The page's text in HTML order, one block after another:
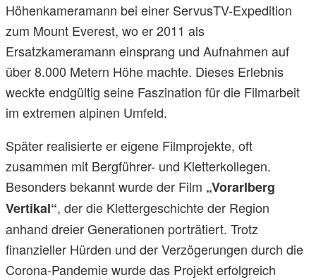
Höhenkameramann bei einer ServusTV-Expedition
zum Mount Everest, wo er 2011 als
Ersatzkameramann einsprang und Aufnahmen auf
über 8.000 Metern Höhe machte. Dieses Erlebnis
weckte endgültig seine Faszination für die Filmarbeit
im extremen alpinen Umfeld.
Später realisierte er eigene Filmprojekte, oft
zusammen mit Bergführer- und Kletterkollegen.
Besonders bekannt wurde der Film „Vorarlberg
Vertikal“, der die Klettergeschichte der Region
anhand dreier Generationen porträtiert. Trotz
finanzieller Hürden und der Verzögerungen durch die
Corona-Pandemie wurde das Projekt erfolgreich